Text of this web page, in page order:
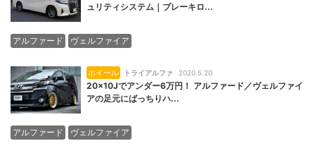
ュリティシステム｜ブレーキロ...
アルファード ヴェルファイア
ホイール トライアルファ 2020.5.20
20×10Jでアンダー6万円！ アルファード／ヴェルファイ
アの足元にばっちりハ...
アルファード ヴェルファイア